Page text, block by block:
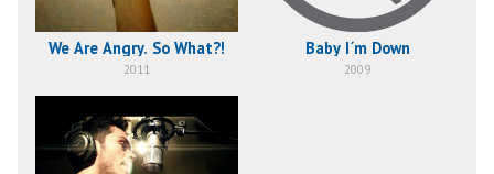
We Are Angry. So What?!
2011
Baby I´m Down
2009